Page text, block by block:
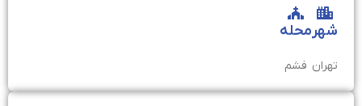
شهر
تهران
محله
فشم